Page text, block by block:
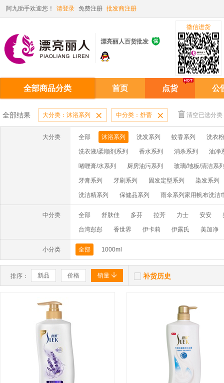
阿九助手欢迎您！ 请登录 免费注册 批发商注册
漂亮丽人百货批发 
微信进货
全部商品分类 首页 点货 公
全部结果 大分类：沐浴系列  中分类：舒蕾  清空已选分类
大分类 全部 沐浴系列 洗发系列 蚊香系列 洗衣
洗衣液/柔顺剂系列 香水系列 消杀系列 油净
啫喱膏/水系列 厨房油污系列 玻璃/地板/清洁系
牙膏系列 牙刷系列 固发定型系列 染发系列
洗洁精系列 保健品系列 雨伞系列家用帆布洗洁
中分类 全部 舒肤佳 多芬 拉芳 力士 安安
台湾彭彭 香世界 伊卡莉 伊露氏 美加净
小分类 全部 1000ml
排序： 新品 价格 销量   补货历史